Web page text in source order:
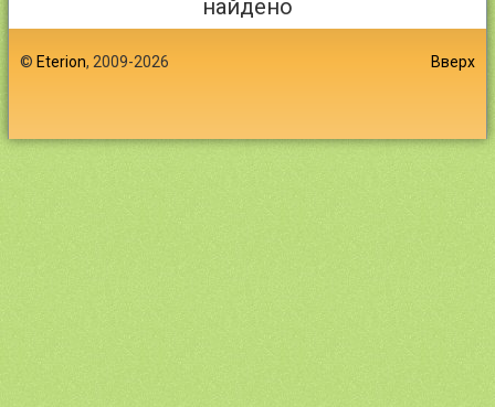
Войти
найдено
© Eterion, 2009-2026 Вверх